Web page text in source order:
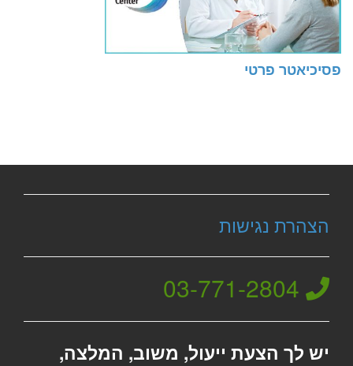
פסיכיאטר פרטי
הצהרת נגישות
03-771-2804
יש לך הצעת ייעול, משוב, המלצה,